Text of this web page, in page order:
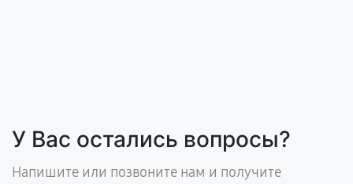
У Вас остались вопросы?
Напишите или позвоните нам и получите